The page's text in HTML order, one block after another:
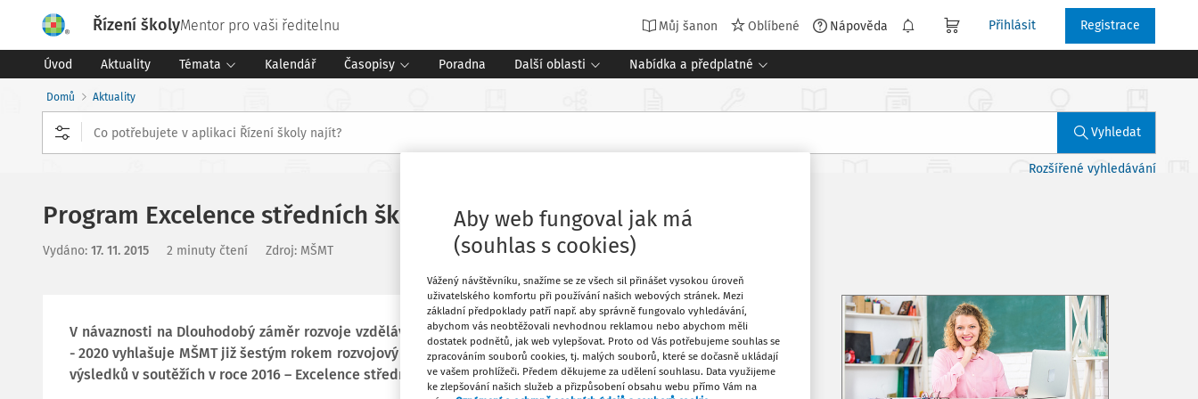
Řízení školyMentor pro vaši ředitelnu Můj šanon Oblíbené Nápověda Přihlásit Registrace
Úvod Aktuality Témata Kalendář Časopisy Poradna Další oblasti Nabídka a předplatné
Domů Aktuality
Vyhledat
Rozšířené vyhledávání
Program Excelence středních škol 2016
Vydáno: 17. 11. 2015 2 minuty čtení Zdroj: MŠMT
V návaznosti na Dlouhodobý záměr rozvoje vzdělávání a vzdělávací soustavy na léta 2014
- 2020 vyhlašuje MŠMT již šestým rokem rozvojový program „Hodnocení žáků a škol podle
výsledků v soutěžích v roce 2016 – Excelence středních škol 2016".
Oblíbené
Stáhnout
Aby web fungoval jak má
(souhlas s cookies)
Vážený návštěvníku, snažíme se ze všech sil přinášet vysokou úroveň
uživatelského komfortu při používání našich webových stránek. Mezi
základní předpoklady patří např. aby správně fungovalo vyhledávání,
abychom vás neobtěžovali nevhodnou reklamou nebo abychom měli
dostatek podnětů, jak web vylepšovat. Proto od Vás potřebujeme souhlas se
zpracováním souborů cookies, tj. malých souborů, které se dočasně ukládají
ve vašem prohlížeči. Předem děkujeme za udělení souhlasu. Data využijeme
ke zlepšování našich služeb a přizpůsobení obsahu webu přímo Vám na